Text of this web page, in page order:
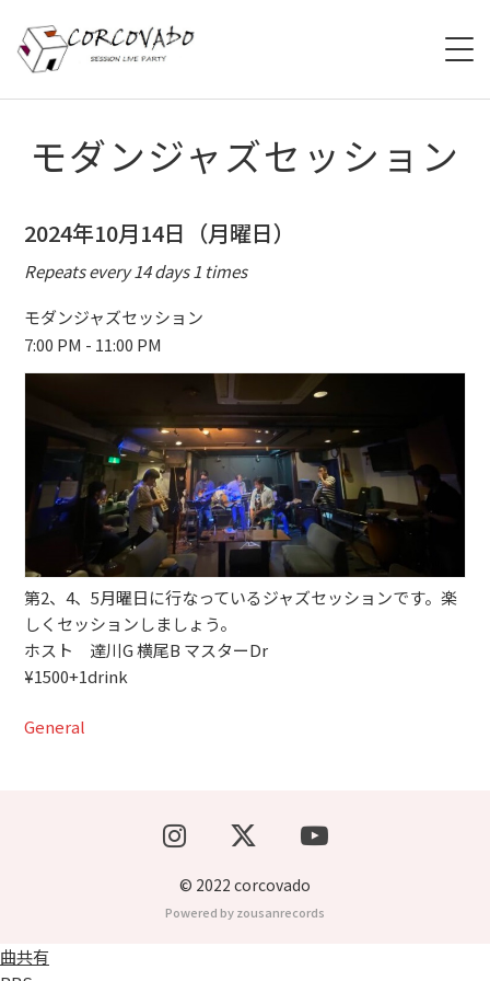
HOME
SCHEDULE
ACCESS
CONTACT
ブッキングライブ出演者募集！！
楽器機材等
初心者POPS
モダンジャズセッション
2024年10月14日（月曜日）
Repeats every 14 days 1 times
モダンジャズセッション
7:00 PM - 11:00 PM
第2、4、5月曜日に行なっているジャズセッションです。楽
しくセッションしましょう。
ホスト 達川G 横尾B マスターDr
¥1500+1drink
General
© 2022 corcovado
Powered by zousanrecords
曲共有